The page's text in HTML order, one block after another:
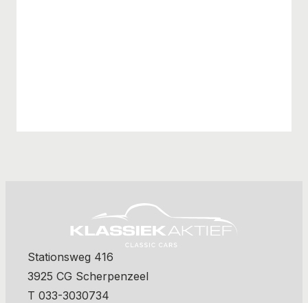
Stationsweg 416
3925 CG Scherpenzeel
T 033-3030734